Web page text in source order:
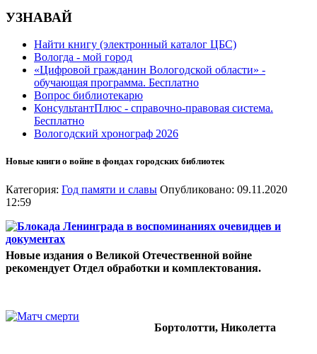
УЗНАВАЙ
Найти книгу (электронный каталог ЦБС)
Вологда - мой город
«Цифровой гражданин Вологодской области» -
обучающая программа. Бесплатно
Вопрос библиотекарю
КонсультантПлюс - справочно-правовая система.
Бесплатно
Вологодский хронограф 2026
Новые книги о войне в фондах городских библиотек
Категория: Год памяти и славы Опубликовано: 09.11.2020
12:59
Новые издания о Великой Отечественной войне
рекомендует Отдел обработки и комплектования.
Бортолотти, Николетта